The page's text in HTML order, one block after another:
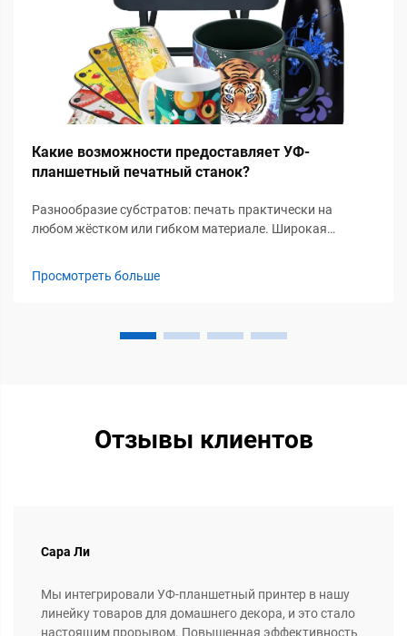
Какие возможности предоставляет УФ-
планшетный печатный станок?
Разнообразие субстратов: печать практически на
любом жёстком или гибком материале. Широкая
принтеры работают с широким спектром субстратов,
Просмотреть больше
Отзывы клиентов
Сара Ли
Мы интегрировали УФ-планшетный принтер в нашу
линейку товаров для домашнего декора, и это стало
настоящим прорывом. Повышенная эффективность